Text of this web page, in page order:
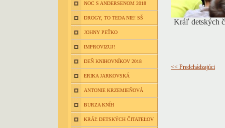
NOC S ANDERSENOM 2018
DROGY, TO TEDA NIE! SŠ
JOHNY PEŤKO
IMPROVIZUJ!
DEŇ KNIHOVNÍKOV 2018
ERIKA JARKOVSKÁ
ANTONIE KRZEMIEŇOVÁ
BURZA KNÍH
KRÁĽ DETSKÝCH ČITATEĽOV
Kráľ detských
<< Predchádzajúci